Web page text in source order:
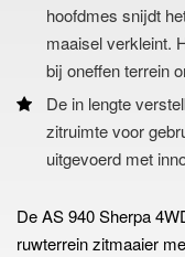
hoofdmes snijdt
maaisel verkleint.
bij oneffen terrein
De in lengte
zitruimte voor
uitgevoerd met
De AS 940 Sherpa
ruwterrein zitmaaier